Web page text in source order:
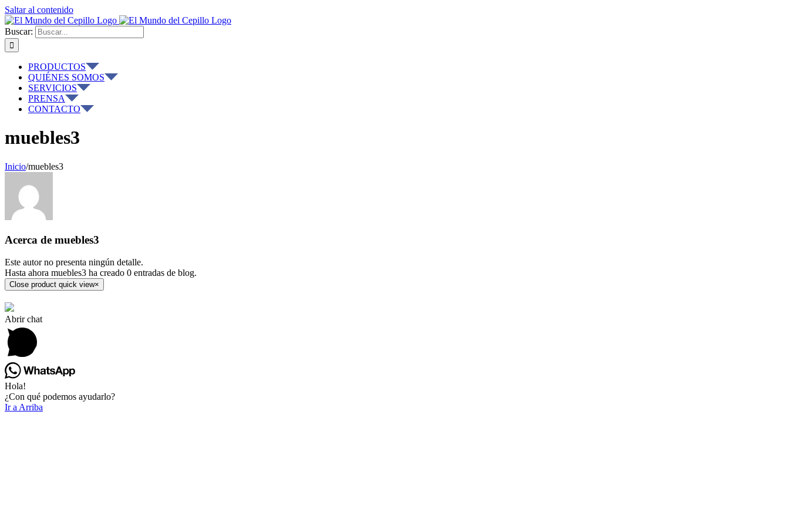
Saltar al contenido
Buscar:
PRODUCTOS
QUIÉNES SOMOS
SERVICIOS
PRENSA
CONTACTO
muebles3
Inicio/muebles3
Acerca de muebles3
Este autor no presenta ningún detalle.
Hasta ahora muebles3 ha creado 0 entradas de blog.
Close product quick view×
Abrir chat
Hola!
¿Con qué podemos ayudarlo?
Ir a Arriba